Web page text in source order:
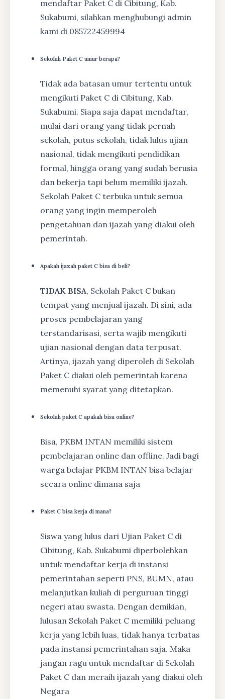
mendaftar Paket C di Cibitung, Kab.
Sukabumi, silahkan menghubungi admin
kami di 085722459994
Sekolah Paket C umur berapa?
Tidak ada batasan umur tertentu untuk
mengikuti Paket C di Cibitung, Kab.
Sukabumi. Siapa saja dapat mendaftar,
mulai dari orang yang tidak pernah
sekolah, putus sekolah, tidak lulus ujian
nasional, tidak mengikuti pendidikan
formal, hingga orang yang sudah berusia
dan bekerja tapi belum memiliki ijazah.
Sekolah Paket C terbuka untuk semua
orang yang ingin memperoleh
pengetahuan dan ijazah yang diakui oleh
pemerintah.
Apakah ijazah paket C bisa di beli?
TIDAK BISA, Sekolah Paket C bukan
tempat yang menjual ijazah. Di sini, ada
proses pembelajaran yang
terstandarisasi, serta wajib mengikuti
ujian nasional dengan data terpusat.
Artinya, ijazah yang diperoleh di Sekolah
Paket C diakui oleh pemerintah karena
memenuhi syarat yang ditetapkan.
Sekolah paket C apakah bisa online?
Bisa, PKBM INTAN memiliki sistem
pembelajaran online dan offline. Jadi bagi
warga belajar PKBM INTAN bisa belajar
secara online dimana saja
Paket C bisa kerja di mana?
Siswa yang lulus dari Ujian Paket C di
Cibitung, Kab. Sukabumi diperbolehkan
untuk mendaftar kerja di instansi
pemerintahan seperti PNS, BUMN, atau
melanjutkan kuliah di perguruan tinggi
negeri atau swasta. Dengan demikian,
lulusan Sekolah Paket C memiliki peluang
kerja yang lebih luas, tidak hanya terbatas
pada instansi pemerintahan saja. Maka
jangan ragu untuk mendaftar di Sekolah
Paket C dan meraih ijazah yang diakui oleh
Negara